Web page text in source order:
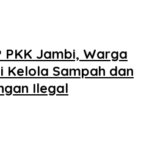
PKK Jambi, Warga
Kelola Sampah dan
Ilegal